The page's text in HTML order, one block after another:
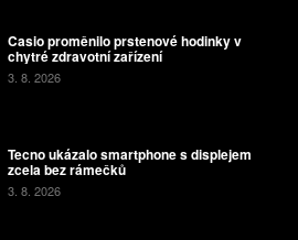
Casio proměnilo prstenové hodinky v
chytré zdravotní zařízení
3. 8. 2026
Tecno ukázalo smartphone s displejem
zcela bez rámečků
3. 8. 2026